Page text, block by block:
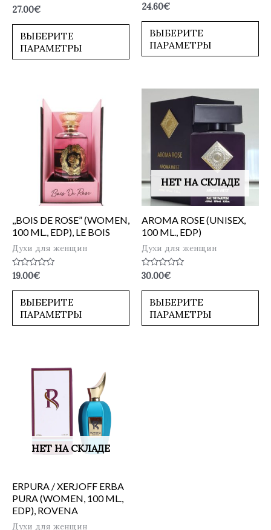
Оценка
из
27.00€
ВЫБЕРИТЕ
ПАРАМЕТРЫ
Оценка
из
24.60€
ВЫБЕРИТЕ
ПАРАМЕТРЫ
,,BOIS DE ROSE” (WOMEN,
100 ML., EDP), LE BOIS
Духи для женщин
Оценка
0
из
19.00€
ВЫБЕРИТЕ
ПАРАМЕТРЫ
НЕТ НА СКЛАДЕ
AROMA ROSE (UNISEX,
100 ML., EDP)
Духи для женщин
Оценка
0
из
30.00€
ВЫБЕРИТЕ
ПАРАМЕТРЫ
НЕТ НА СКЛАДЕ
ERPURA / XERJOFF ERBA
PURA (WOMEN, 100 ML.,
EDP), ROVENA
Духи для женщин